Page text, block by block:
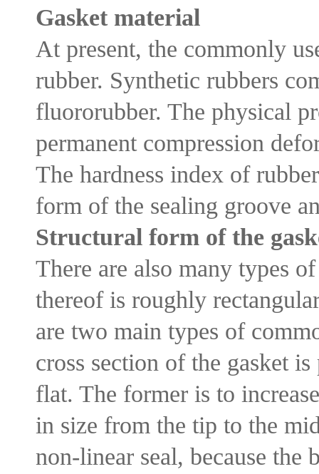
Gasket material
At present, the commonly
rubber. Synthetic rubbers
fluororubber. The physical
permanent compression
The hardness index of
form of the sealing groove
Structural form of the
There are also many types
thereof is roughly
are two main types of
cross section of the gasket
flat. The former is to
in size from the tip to the
non-linear seal, because